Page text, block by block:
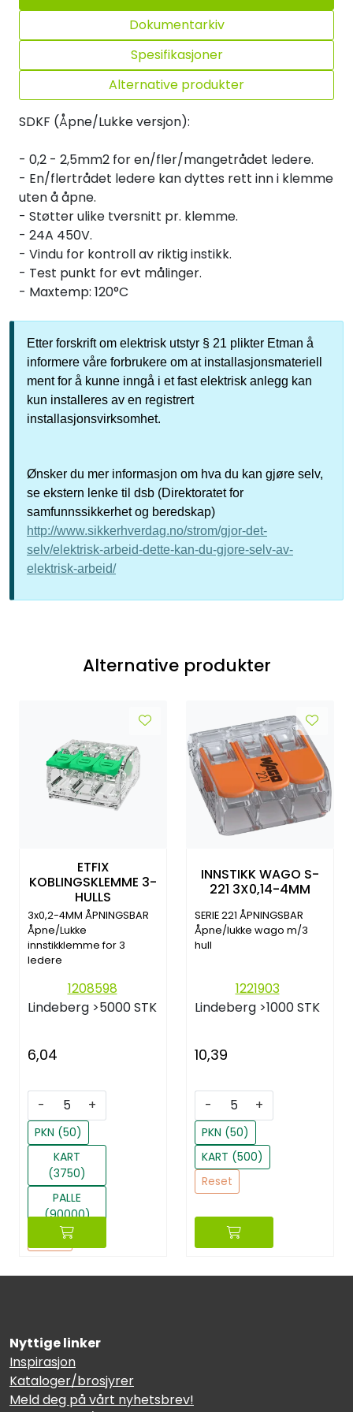
Dokumentarkiv
Spesifikasjoner
Alternative produkter
SDKF (Åpne/Lukke versjon):
- 0,2 - 2,5mm2 for en/fler/mangetrådet ledere.
- En/flertrådet ledere kan dyttes rett inn i klemme
uten å åpne.
- Støtter ulike tversnitt pr. klemme.
- 24A 450V.
- Vindu for kontroll av riktig instikk.
- Test punkt for evt målinger.
- Maxtemp: 120°C
Etter forskrift om elektrisk utstyr § 21 plikter Etman å
informere våre forbrukere om at installasjonsmateriell
ment for å kunne inngå i et fast elektrisk anlegg kan
kun installeres av en registrert
installasjonsvirksomhet.
Ønsker du mer informasjon om hva du kan gjøre selv,
se ekstern lenke til dsb (Direktoratet for
samfunnssikkerhet og beredskap)
http://www.sikkerhverdag.no/strom/gjor-det-
selv/elektrisk-arbeid-dette-kan-du-gjore-selv-av-
elektrisk-arbeid/
Alternative produkter
ETFIX
KOBLINGSKLEMME 3-
HULLS
3x0,2-4MM ÅPNINGSBAR
Åpne/Lukke
innstikklemme for 3
ledere
1208598
Lindeberg >5000 STK
6,04
- +
PKN (50)
KART
(3750)
PALLE
(90000)
Reset
INNSTIKK WAGO S-
221 3X0,14-4MM
SERIE 221 ÅPNINGSBAR
Åpne/lukke wago m/3
hull
1221903
Lindeberg >1000 STK
10,39
- +
PKN (50)
KART (500)
Reset
Nyttige linker
Inspirasjon
Kataloger/brosjyrer
Meld deg på vårt nyhetsbrev!